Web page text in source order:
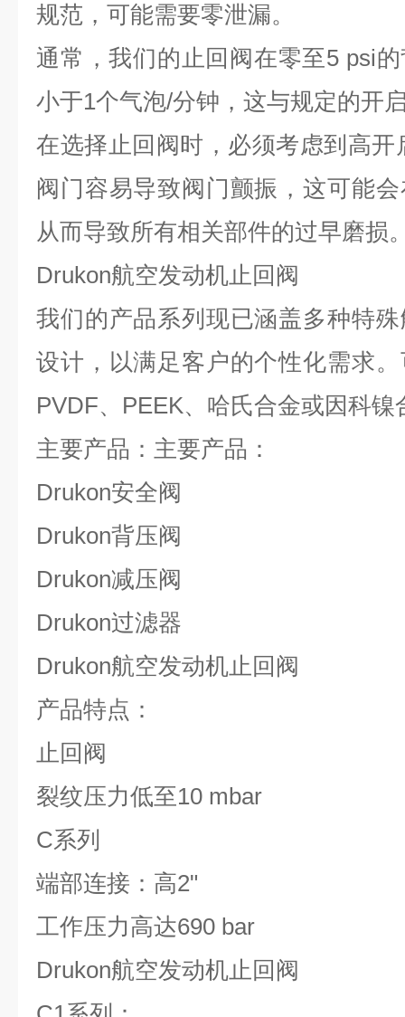
规范，可能需要零泄漏。
通常，我们的止回阀在零至5 psi
小于1个气泡/分钟，这与规定的开
在选择止回阀时，必须考虑到高开
阀门容易导致阀门颤振，这可能
从而导致所有相关部件的过早磨损
Drukon航空发动机止回阀
我们的产品系列现已涵盖多种特
设计，以满足客户的个性化需求
PVDF、 PEEK、哈氏合金或因科镍
主要产品： 主要产品：
Drukon安全阀
Drukon背压阀
Drukon减压阀
Drukon过滤器
Drukon航空发动机止回阀
产品特点：
止回阀
裂纹压力低至10 mbar
C系列
端部连接：高2"
工作压力高达690 bar
Drukon航空发动机止回阀